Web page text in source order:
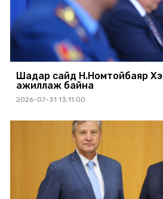
Шадар сайд Н.Номтойбаяр
ажиллаж байна
2026-07-31 13:11:00